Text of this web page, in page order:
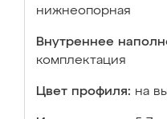
нижнеопорная
Внутреннее
комплектация
Цвет профиля: на